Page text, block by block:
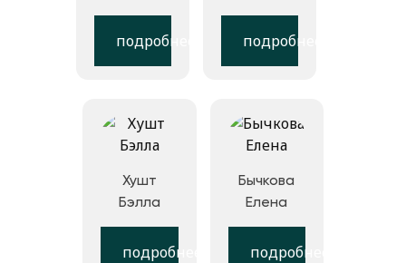
подробнее подробнее
Хушт
Бэлла
подробнее
Бычкова
Елена
подробнее